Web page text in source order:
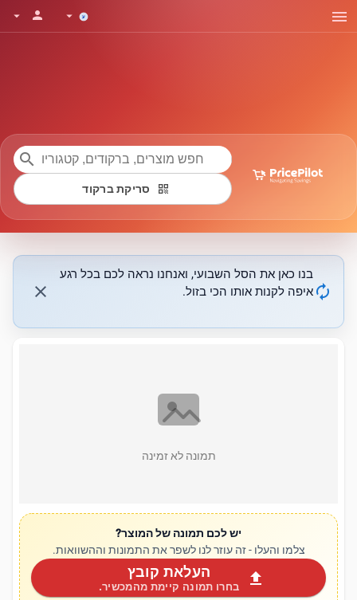
menu
arrow_drop_down
person
arrow_drop_down
search
qr_code סריקת ברקוד
autorenew
בנו כאן את הסל השבועי, ואנחנו נראה לכם בכל רגע
איפה לקנות אותו הכי בזול.
close
תמונה לא זמינה
יש לכם תמונה של המוצר?
צלמו והעלו - זה עוזר לנו לשפר את התמונות וההשוואות.
upload העלאת קובץ
בחרו תמונה קיימת מהמכשיר.